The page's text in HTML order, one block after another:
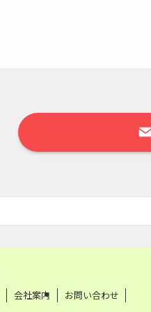
会社案内 お問い合わせ